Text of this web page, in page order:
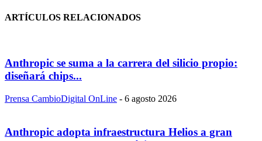
ARTÍCULOS RELACIONADOS
Anthropic se suma a la carrera del silicio propio:
diseñará chips...
Prensa CambioDigital OnLine - 6 agosto 2026
Anthropic adopta infraestructura Helios a gran